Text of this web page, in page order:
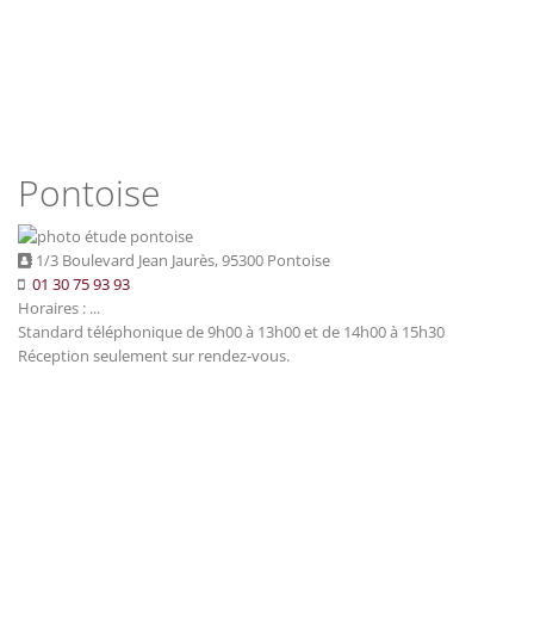
Pontoise
1/3 Boulevard Jean Jaurès, 95300 Pontoise
01 30 75 93 93
Horaires : ...
Standard téléphonique de 9h00 à 13h00 et de 14h00 à 15h30
Réception seulement sur rendez-vous.